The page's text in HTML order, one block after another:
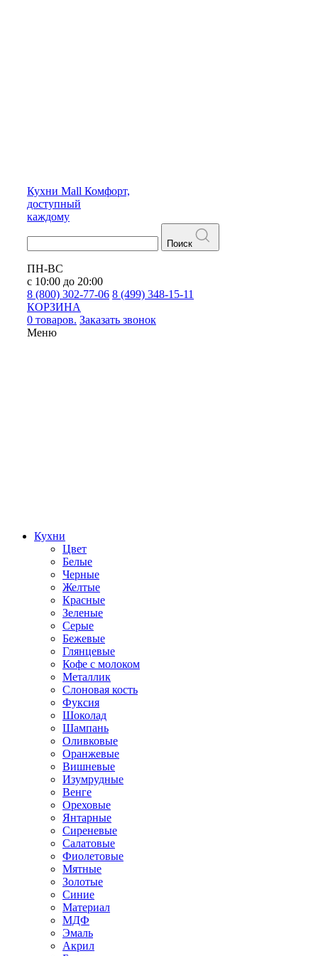
Кухни Mall Комфорт,
доступный
каждому
Поиск
ПН-ВС
с 10:00 до 20:00
8 (800) 302-77-06 8 (499) 348-15-11
КОРЗИНА
0 товаров. Заказать звонок
Меню
Кухни
Цвет
Белые
Черные
Желтые
Красные
Зеленые
Серые
Бежевые
Глянцевые
Кофе с молоком
Металлик
Слоновая кость
Фуксия
Шоколад
Шампань
Оливковые
Оранжевые
Вишневые
Изумрудные
Венге
Ореховые
Янтарные
Сиреневые
Салатовые
Фиолетовые
Мятные
Золотые
Синие
Материал
МДФ
Эмаль
Акрил